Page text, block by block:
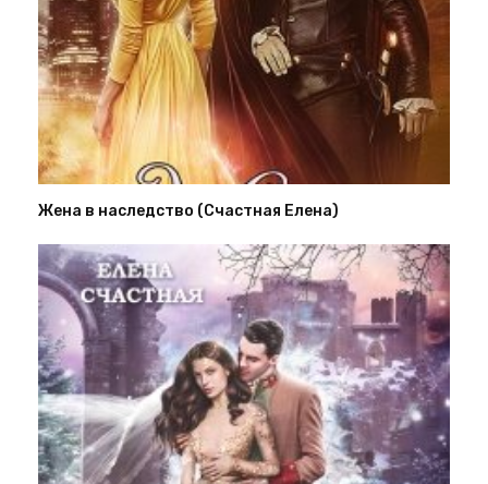
Жена в наследство (Счастная Елена)